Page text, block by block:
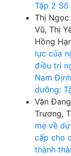
Tập 2
Thị Ngọc
Vũ, Thị
Hồng
lực của
điều trị
Nam
dưỡng:
Văn
Trương,
mẹ về
cấp cho
thành